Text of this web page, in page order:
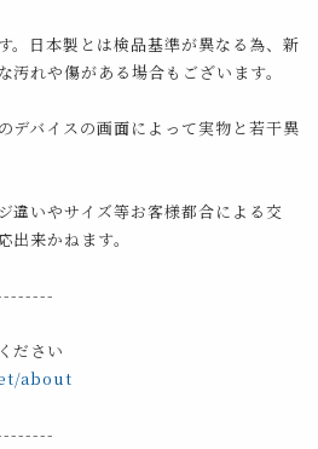
。日本製とは検品基準が異なる為、新
汚れや傷がある場合もございます。
デバイスの画面によって実物と若干異
違いやサイズ等お客様都合による交
来かねます。
ださい
about